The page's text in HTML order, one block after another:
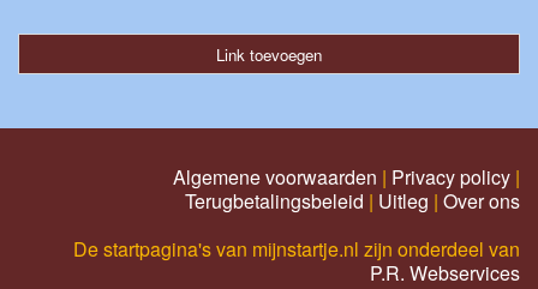
Link toevoegen
Algemene voorwaarden | Privacy policy |
Terugbetalingsbeleid | Uitleg | Over ons
De startpagina's van mijnstartje.nl zijn onderdeel van
P.R. Webservices